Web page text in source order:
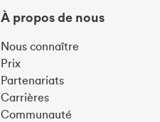
À propos de nous
Nous connaître
Prix
Partenariats
Carrières
Communauté